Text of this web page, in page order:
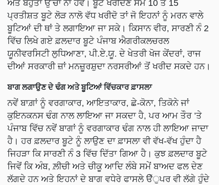
ਅਤੇ ਬਹੁਤਾ ਉੱਚਾ ਨਾ ਹੋਵੇ। ਬੂਟੇ ਖਰੀਦਣ ਸਮੇਂ 10 ਤੋਂ 15
ਪ੍ਰਤੀਸ਼ਤ ਬੂਟੇ ਲੋੜ ਨਾਲੋ ਵੱਧ ਖਰੀਦੋ ਤਾਂ ਜੋ ਇਹਨਾਂ ਨੂੰ ਮਰਨ ਵਾਲੇ
ਬੂਟਿਆਂ ਦੀ ਥਾਂ ਤੇ ਲਗਾਇਆ ਜਾ ਸਕੇ। ਕਿਸਾਨ ਵੀਰ, ਸਾਰਣੀ ਨੰ 2
ਵਿੱਚ ਲਿਖੇ ਗਏ ਫ਼ਲਦਾਰ ਬੂਟੇ ਪੰਜਾਬ ਐਗਰੀਕਲਚਰਲ
ਯੂਨੀਵਰਸਿਟੀ ਲੁਧਿਆਣਾ, ਪੀ.ਏ.ਯੂ. ਦੇ ਖੇਤਰੀ ਖੋਜ ਕੇਂਦਰਾਂ, ਰਾਜ
ਦੀਆਂ ਸਰਕਾਰੀ ਜ਼ਾਂ ਮਨਜ਼ੂਰਸ਼ੁਦਾ ਨਰਸਰੀਆਂ ਤੋਂ ਖਰੀਦ ਸਕਦੇ ਹਨ।
ਬਾਗ ਲਗਾਉਣ ਦੇ ਢੰਗ ਅਤੇ ਬੂਟਿਆਂ ਵਿੱਚਕਾਰ ਫ਼ਾਸਲਾ
ਨਵੇਂ ਬਾਗ਼ਾਂ ਨੂੰ ਵਰਗਾਕਾਰ, ਆਇਤਾਕਾਰ, ਛੇ-ਕੋਨਾ, ਤਿਕੋਨੇ ਜਾਂ
ਕੁਇਨਕਨਸ ਢੰਗ ਨਾਲ ਲਾਇਆ ਜਾ ਸਕਦਾ ਹੈ, ਪਰ ਆਮ ਤੌਰ ’ਤੇ
ਪੰਜਾਬ ਵਿੱਚ ਨਵੇਂ ਬਾਗਾਂ ਨੂੰ ਵਰਗਾਕਾਰ ਢੰਗ ਨਾਲ ਹੀ ਲਾਇਆ ਜਾਦਾ
ਹੈ। ਹਰ ਫ਼ਲਦਾਰ ਬੂਟੇ ਨੂੰ ਲਾਉਣ ਦਾ ਫ਼ਾਸਲਾ ਵੀ ਵੱਖ-ਵੱਖ ਹੁੰਦਾ ਹੈ
ਜਿਹੜਾ ਕਿ ਸਾਰਣੀ ਨੰ 3 ਵਿੱਚ ਦਿੱਤਾ ਗਿਆ ਹੈ। ਕੁਝ ਫ਼ਲਦਾਰ ਬੂਟੇ
ਜਿਵੇਂ ਕਿ ਅੰਬ, ਲ਼ੀਚੀ ਅਤੇ ਚੀਕੂ ਆਦਿ ਲੰਬੇ ਸਮੇਂ ਬਾਅਦ ਫਲ ਦੇਣ
ਲੱਗਦੇ ਹਨ ਅਤੇ ਇਹਨਾਂ ਦੇ ਬਾਗ ਵਧੇਰੇ ਫਾਸਲੇ ੳੱੁਪਰ ਵੀ ਲੱਗੇ ਹੁੰਦੇ